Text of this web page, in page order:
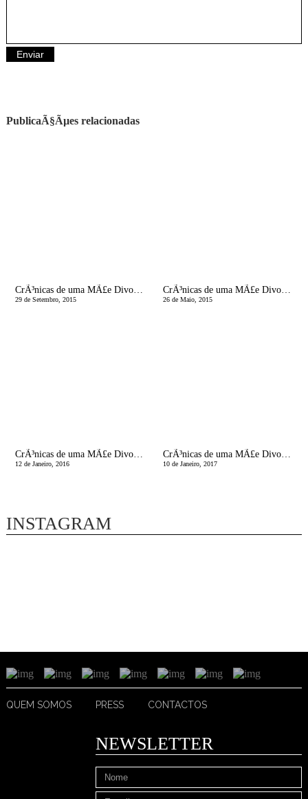
PublicaÃ§Ãµes relacionadas
CrÃ³nicas de uma MÃ£e Divorciada | Cabelos brancos
29 de Setembro, 2015
CrÃ³nicas de uma MÃ£e Divorciada | Carta Ã namorada do pai dos meus filhos
26 de Maio, 2015
CrÃ³nicas de uma MÃ£e Divorciada | Querida filha, a mÃ£e jÃ¡ teve o dobro da tua idade!
12 de Janeiro, 2016
CrÃ³nicas de uma MÃ£e Divorciada | JÃ¡ nÃ£o Ã© a minha HistÃ³ria, mas serÃ¡ sempre a Deles!
10 de Janeiro, 2017
INSTAGRAM
QUEM SOMOS PRESS CONTACTOS
NEWSLETTER